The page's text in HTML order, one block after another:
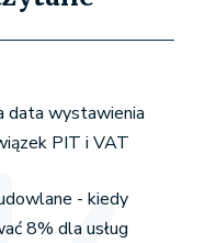
data wystawienia
PIT i VAT
- kiedy
8% dla usług